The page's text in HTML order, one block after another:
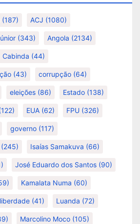
(187) ACJ (1080)
(343) Angola (2134)
Cabinda (44)
(43) corrupção (64)
eleições (86) Estado (138)
EUA (62) FPU (326)
governo (117)
(245) Isaías Samakuva (66)
José Eduardo dos Santos (90)
Kamalata Numa (60)
liberdade (41) Luanda (72)
Marcolino Moco (105)